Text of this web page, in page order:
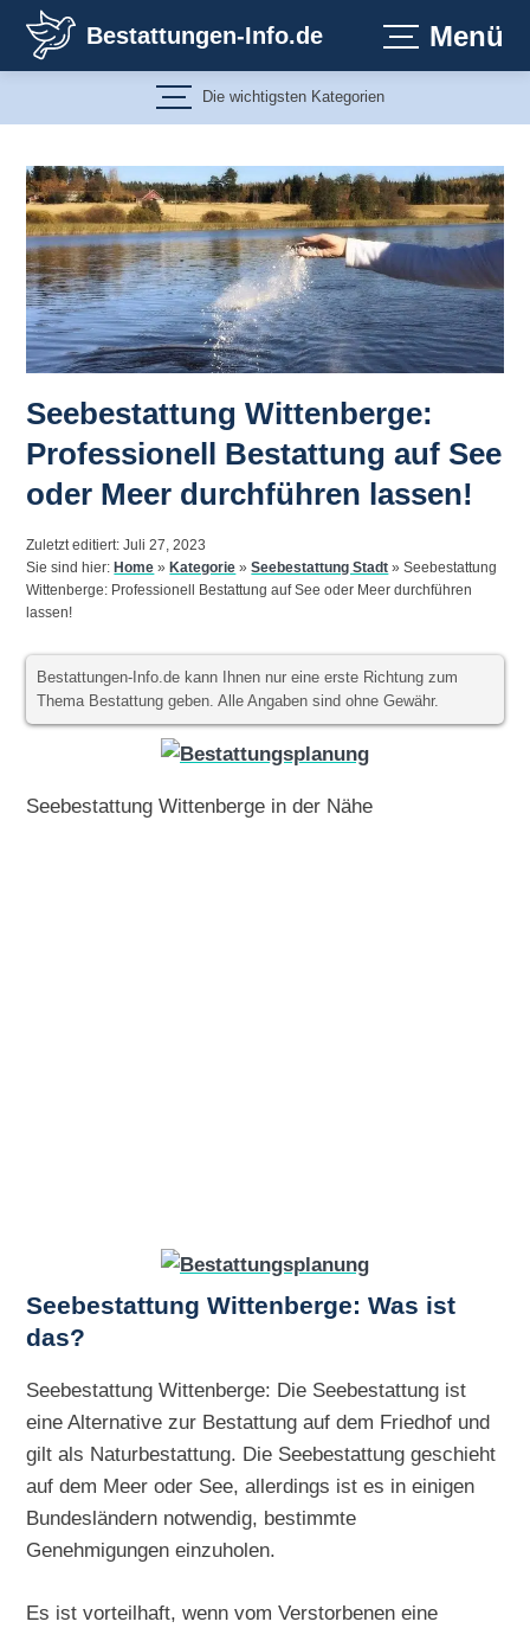
Inhalt
springen
Bestattungen-Info.de Menü
Die wichtigsten Kategorien
Seebestattung Wittenberge:
Professionell Bestattung auf See
oder Meer durchführen lassen!
Zuletzt editiert: Juli 27, 2023
Sie sind hier: Home » Kategorie »Seebestattung Stadt »Seebestattung
Wittenberge: Professionell Bestattung auf See oder Meer durchführen
lassen!
Bestattungen-Info.de kann Ihnen nur eine erste Richtung zum
Thema Bestattung geben. Alle Angaben sind ohne Gewähr.
Seebestattung Wittenberge in der Nähe
Seebestattung Wittenberge: Was ist
das?
Seebestattung Wittenberge: Die Seebestattung ist
eine Alternative zur Bestattung auf dem Friedhof und
gilt als Naturbestattung. Die Seebestattung geschieht
auf dem Meer oder See, allerdings ist es in einigen
Bundesländern notwendig, bestimmte
Genehmigungen einzuholen.
Es ist vorteilhaft, wenn vom Verstorbenen eine